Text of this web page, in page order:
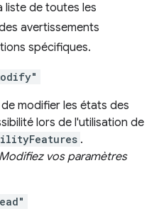
liste de toutes les
avertissements
spécifiques.
modifier les états des
lors de l'utilisation de
.
Modifiez vos paramètres